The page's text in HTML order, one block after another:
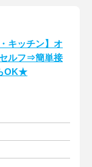
キッチン】オ
ルフ⇒簡単接
OK★